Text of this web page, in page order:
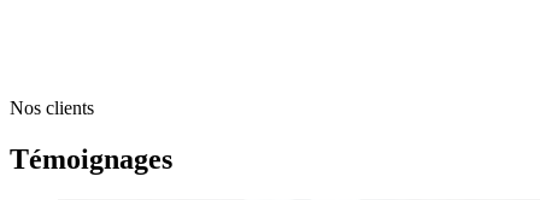
Nos clients
Témoignages